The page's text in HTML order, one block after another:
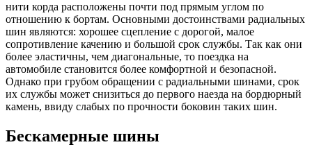
нити корда расположены почти под прямым углом по
отношению к бортам. Основными достоинствами радиальных
шин являются: хорошее сцепление с дорогой, малое
сопротивление качению и большой срок службы. Так как они
более эластичны, чем диагональные, то поездка на
автомобиле становится более комфортной и безопасной.
Однако при грубом обращении с радиальными шинами, срок
их службы может снизиться до первого наезда на бордюрный
камень, ввиду слабых по прочности боковин таких шин.
Бескамерные шины